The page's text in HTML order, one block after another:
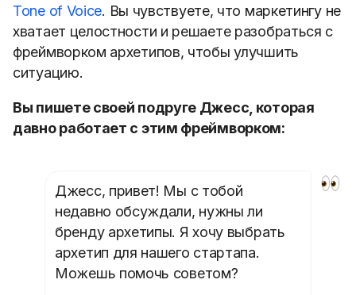
Tone of Voice. Вы чувствуете, что маркетингу не
хватает целостности и решаете разобраться с
фреймворком архетипов, чтобы улучшить
ситуацию.
Вы пишете своей подруге Джесс, которая
давно работает с этим фреймворком:
Джесс, привет! Мы с тобой
недавно обсуждали, нужны ли
бренду архетипы. Я хочу выбрать
архетип для нашего стартапа.
Можешь помочь советом?